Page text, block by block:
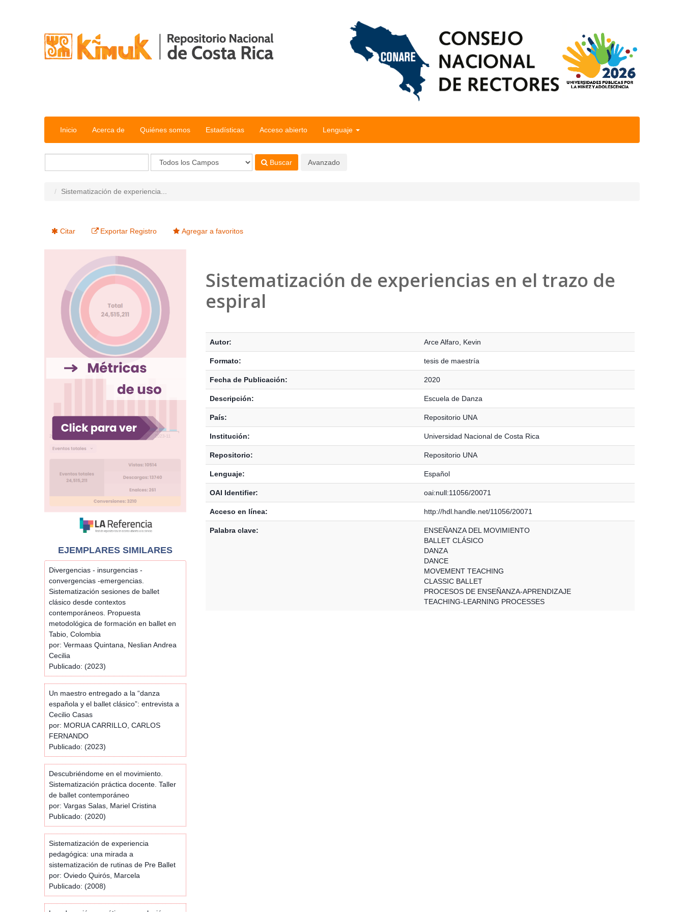
Inicio Acerca de Quiénes somos Estadísticas Acceso abierto Lenguaje
Buscar Avanzado
Sistematización de experiencia...
Citar Exportar Registro Agregar a favoritos
Sistematización de experiencias en el trazo de
espiral
Autor: Arce Alfaro, Kevin
Formato: tesis de maestría
Fecha de Publicación: 2020
Descripción: Escuela de Danza
País: Repositorio UNA
Institución: Universidad Nacional de Costa Rica
Repositorio: Repositorio UNA
Lenguaje: Español
OAI Identifier: oai:null:11056/20071
Acceso en línea: http://hdl.handle.net/11056/20071
Palabra clave:
ENSEÑANZA DEL MOVIMIENTO
BALLET CLÁSICO
DANZA
DANCE
MOVEMENT TEACHING
CLASSIC BALLET
PROCESOS DE ENSEÑANZA-APRENDIZAJE
TEACHING-LEARNING PROCESSES
EJEMPLARES SIMILARES
Divergencias - insurgencias -
convergencias -emergencias.
Sistematización sesiones de ballet
clásico desde contextos
contemporáneos. Propuesta
metodológica de formación en ballet en
Tabio, Colombia
por: Vermaas Quintana, Neslian Andrea
Cecilia
Publicado: (2023)
Un maestro entregado a la “danza
española y el ballet clásico”: entrevista a
Cecilio Casas
por: MORUA CARRILLO, CARLOS
FERNANDO
Publicado: (2023)
Descubriéndome en el movimiento.
Sistematización práctica docente. Taller
de ballet contemporáneo
por: Vargas Salas, Mariel Cristina
Publicado: (2020)
Sistematización de experiencia
pedagógica: una mirada a
sistematización de rutinas de Pre Ballet
por: Oviedo Quirós, Marcela
Publicado: (2008)